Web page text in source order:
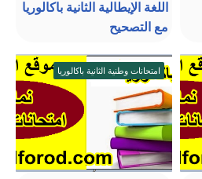
اللغة الإيطالية الثانية باكالوريا
مع التصحيح
امتحانات وطنية الثانية باكالوريا